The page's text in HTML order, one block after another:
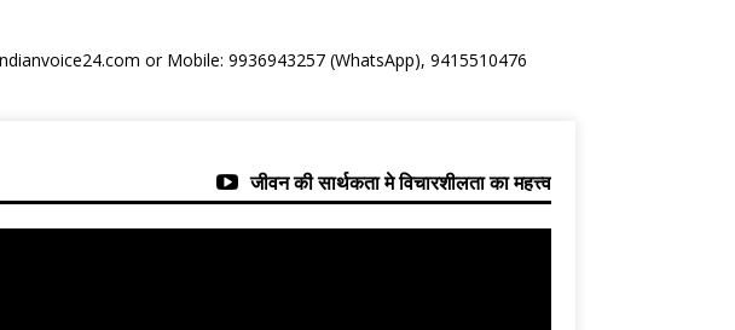
or Mobile: 9936943257 (WhatsApp), 9415510476
जीवन की सार्थकता मे विचारशीलता का महत्त्व